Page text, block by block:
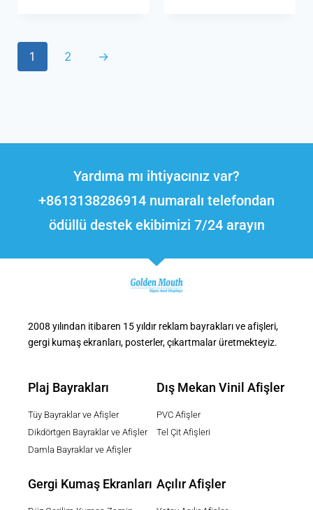
1 2 →
Yardıma mı ihtiyacınız var?
+8613138286914 numaralı telefondan
ödüllü destek ekibimizi 7/24 arayın
2008 yılından itibaren 15 yıldır reklam bayrakları ve afişleri,
gergi kumaş ekranları, posterler, çıkartmalar üretmekteyiz.
Plaj Bayrakları
Tüy Bayraklar ve Afişler
Dikdörtgen Bayraklar ve Afişler
Damla Bayraklar ve Afişler
Dış Mekan Vinil Afişler
PVC Afişler
Tel Çit Afişleri
Gergi Kumaş Ekranları Açılır Afişler